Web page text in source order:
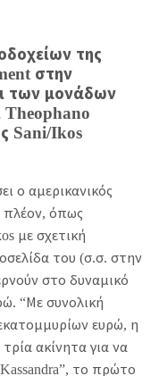
της
στην
των μονάδων
Theophano
Sani/Ikos
ο αμερικανικός
πλέον, όπως
με σχετική
του (σ.σ. στην
στο δυναμικό
“Με συνολική
ευρώ, η
ακίνητα για να
το πρώτο